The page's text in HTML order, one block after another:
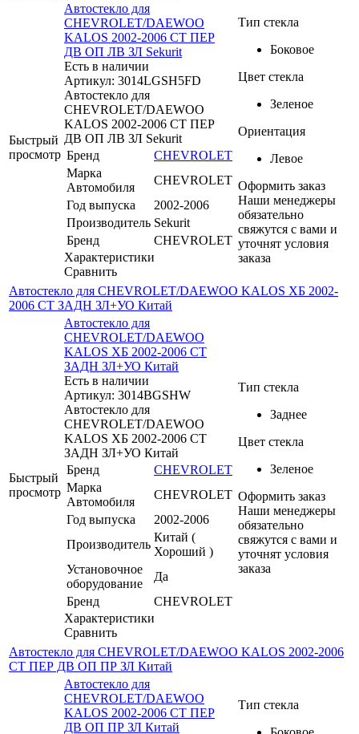
Быстрый
просмотр
Автостекло для
CHEVROLET/DAEWOO
KALOS 2002-2006 СТ ПЕР
ДВ ОП ЛВ ЗЛ Sekurit
Есть в наличии
Артикул: 3014LGSH5FD
Автостекло для
CHEVROLET/DAEWOO
KALOS 2002-2006 СТ ПЕР
ДВ ОП ЛВ ЗЛ Sekurit
Бренд
CHEVROLET
Марка
Автомобиля
CHEVROLET
Год выпуска
2002-2006
Производитель Sekurit
Бренд
CHEVROLET
Характеристики
Сравнить
Тип стекла
Боковое
Цвет стекла
Зеленое
Ориентация
Левое
Оформить заказ
Наши менеджеры
обязательно
свяжутся с вами и
уточнят условия
заказа
Автостекло для CHEVROLET/DAEWOO KALOS ХБ 2002-
2006 СТ ЗАДН ЗЛ+УО Китай
Быстрый
просмотр
Автостекло для
CHEVROLET/DAEWOO
KALOS ХБ 2002-2006 СТ
ЗАДН ЗЛ+УО Китай
Есть в наличии
Артикул: 3014BGSHW
Автостекло для
CHEVROLET/DAEWOO
KALOS ХБ 2002-2006 СТ
ЗАДН ЗЛ+УО Китай
Бренд
CHEVROLET
Марка
Автомобиля
CHEVROLET
Год выпуска
2002-2006
Производитель
Китай (
Хороший )
Установочное
оборудование
Да
Бренд
CHEVROLET
Характеристики
Сравнить
Тип стекла
Заднее
Цвет стекла
Зеленое
Оформить заказ
Наши менеджеры
обязательно
свяжутся с вами и
уточнят условия
заказа
Автостекло для CHEVROLET/DAEWOO KALOS 2002-2006
СТ ПЕР ДВ ОП ПР ЗЛ Китай
Автостекло для
CHEVROLET/DAEWOO
KALOS 2002-2006 СТ ПЕР
ДВ ОП ПР ЗЛ Китай
Тип стекла